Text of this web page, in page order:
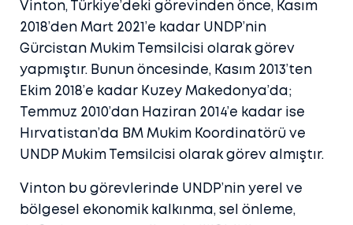
Vinton, Türkiye’deki görevinden önce, Kasım
2018’den Mart 2021’e kadar UNDP’nin
Gürcistan Mukim Temsilcisi olarak görev
yapmıştır. Bunun öncesinde, Kasım 2013’ten
Ekim 2018’e kadar Kuzey Makedonya’da;
Temmuz 2010’dan Haziran 2014’e kadar ise
Hırvatistan’da BM Mukim Koordinatörü ve
UNDP Mukim Temsilcisi olarak görev almıştır.
Vinton bu görevlerinde UNDP’nin yerel ve
bölgesel ekonomik kalkınma, sel önleme,